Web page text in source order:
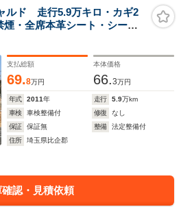
ルド 走行5.9万キロ・カギ2
・全席本革シート・シート
正HDDナビ・地デジTV・
前後ドラレコ・ETC・クリア
支払総額
69.8万円
本体価格
66.3万円
年式 2011年 走行 5.9万km
車検
車検整備付 修復
なし
保証
保証無 整備
法定整備付
住所
埼玉県比企郡
認・見積依頼